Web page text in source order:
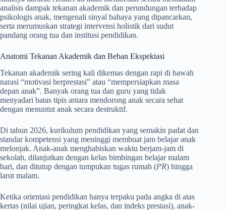
analisis dampak tekanan akademik dan perundungan terhadap
psikologis anak, mengenali sinyal bahaya yang dipancarkan,
serta merumuskan strategi intervensi holistik dari sudut
pandang orang tua dan institusi pendidikan.
Anatomi Tekanan Akademik dan Beban Ekspektasi
Tekanan akademik sering kali dikemas dengan rapi di bawah
narasi “motivasi berprestasi” atau “mempersiapkan masa
depan anak”. Banyak orang tua dan guru yang tidak
menyadari batas tipis antara mendorong anak secara sehat
dengan menuntut anak secara destruktif.
Di tahun 2026, kurikulum pendidikan yang semakin padat dan
standar kompetensi yang meninggi membuat jam belajar anak
melonjak. Anak-anak menghabiskan waktu berjam-jam di
sekolah, dilanjutkan dengan kelas bimbingan belajar malam
hari, dan ditutup dengan tumpukan tugas rumah (PR) hingga
larut malam.
Ketika orientasi pendidikan hanya terpaku pada angka di atas
kertas (nilai ujian, peringkat kelas, dan indeks prestasi), anak-